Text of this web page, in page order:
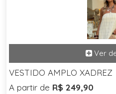
VESTIDO AMPLO XADREZ
A partir de R$ 249,90